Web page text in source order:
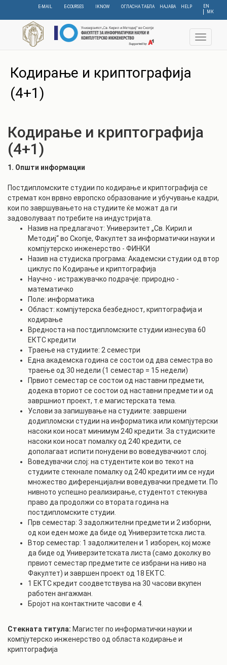
content
EN
МК
E-MAIL E-COURSES IKNOW ОГЛАСНА ТАБЛА НАЈАВА HELP
Toggle
Кодирање и криптографија
(4+1)
Кодирање и криптографија
(4+1)
1. Општи информации
Постдипломските студии по кодирање и криптографија се
стремат кон врвно европско образование и убучување кадри,
кои по завршувањето на студиите ќе можат да ги
задоволуваат потребите на индустријата.
Назив на предлагачот: Универзитет „Св. Кирил и
Методиј“ во Скопје, Факултет за информатички науки и
компјутерско инженерство - ФИНКИ
Назив на студиска програма: Академски студии од втор
циклус по Кодирање и криптографија
Научно - истражувачко подрачје: природно -
математичко
Поле: информатика
Област: компјутерска безбедност, криптографија и
кодирање
Вредноста на постдипломските студии изнесува 60
ЕКТС кредити
Траење на студиите: 2 семестри
Една академска година се состои од два семестра во
траење од 30 недели (1 семестар = 15 недели)
Првиот семестар се состои од наставни предмети,
додека вториот се состои од наставни предмети и од
завршниот проект, т.е магистерската тема.
Услови за запишување на студиите: завршени
додипломски студии на информатика или компјутерски
насоки кои носат минимум 240 кредити. За студиските
насоки кои носат помалку од 240 кредити, се
дополагаат испити понудени во воведувачкиот слој.
Воведувачки слој: на студентите кои во текот на
студиите стекнале помалку од 240 кредити им се нуди
множество диференцијални воведувачки предмети. По
нивното успешно реализирање, студентот стекнува
право да продолжи со втората година на
постдипломските студии.
Прв семестар: 3 задолжителни предмети и 2 изборни,
од кои еден може да биде од Универзитетска листа.
Втор семестар: 1 задолжителен и 1 изборен, кој може
да биде од Универзитетската листа (само доколку во
првиот семестар предметите се избрани на ниво на
Факултет) и завршен проект од 18 ЕКТС.
1 ЕКТС кредит соодветствува на 30 часови вкупен
работен ангажман.
Бројот на контактните часови е 4.
Стекната титула: Магистеr по информатички науки и
компјутерско инженерство од областа кодирање и
криптографија